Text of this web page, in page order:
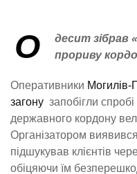
О
десит зібрав
прориву
Оперативники Могилів-
загону запобігли
державного кордону
Організатором
підшукував клієнтів
обіцяючи їм